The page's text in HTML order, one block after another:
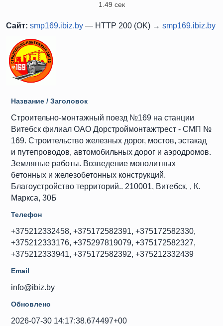
1.49 сек
Сайт: smp169.ibiz.by — HTTP 200 (OK) → smp169.ibiz.by
Название / Заголовок
Строительно-монтажный поезд №169 на станции
Витебск филиал ОАО Дорстроймонтажтрест - СМП №
169. Строительство железных дорог, мостов, эстакад
и путепроводов, автомобильных дорог и аэродромов.
Земляные работы. Возведение монолитных
бетонных и железобетонных конструкций.
Благоустройство территорий.. 210001, Витебск, , К.
Маркса, 30Б
Телефон
+375212332458, +375172582391, +375172582330,
+375212333176, +375297819079, +375172582327,
+375212333941, +375172582392, +375212332439
Email
info@ibiz.by
Обновлено
2026-07-30 14:17:38.674497+00